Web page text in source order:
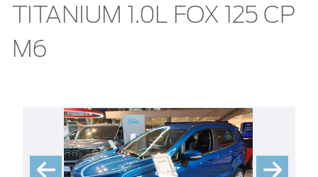
TITANIUM 1.0L FOX 125 CP
M6